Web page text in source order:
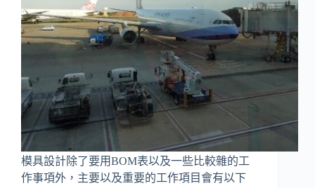
模具設計除了要用BOM表以及一些比較雜的工
作事項外，主要以及重要的工作項目會有以下